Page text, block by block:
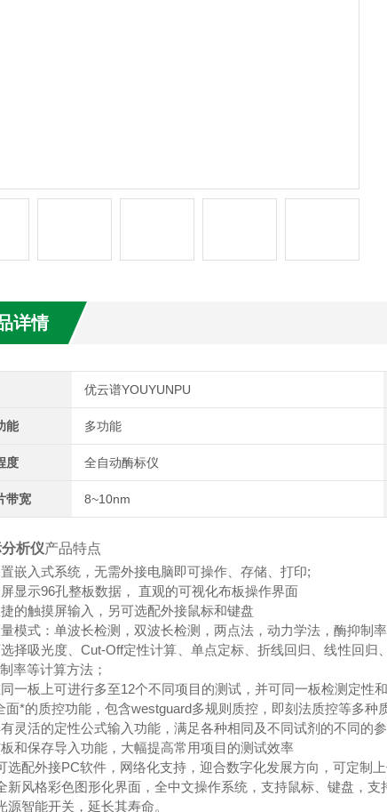
详情
优云谱YOUYUNPU
能 多功能
度 全自动酶标仪
带宽 8~10nm
析仪产品特点
嵌入式系统，无需外接电脑即可操作、存储、打印;
显示96孔整板数据， 直观的可视化布板操作界面
的触摸屏输入，另可选配外接鼠标和键盘
模式：单波长检测，双波长检测，两点法，动力学法，酶抑制率
择吸光度、Cut-Off定性计算、单点定标、折线回归、线性回归
率等计算方法；
一板上可进行多至12个不同项目的测试，并可同一板检测定性和
面*的质控功能，包含westguard多规则质控，即刻法质控等多种
灵活的定性公式输入功能，满足各种相同及不同试剂的不同的参
和保存导入功能，大幅提高常用项目的测试效率
选配外接PC软件，网络化支持，迎合数字化发展方向，可定制上
新风格彩色图形化界面，全中文操作系统，支持鼠标、键盘，支
源智能开关，延长其寿命。